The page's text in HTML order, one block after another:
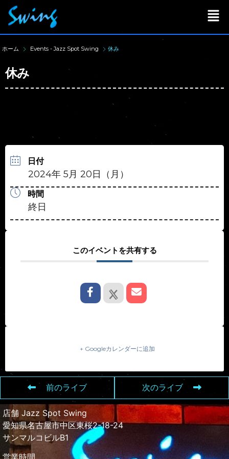
ホーム Events - Jazz Spot Swing 休み
休み
日付
2024年 5月 20日（月）
時間
終日
このイベントを共有する
+ Googleカレンダーに追加
前のライブ 次のライブ
店舗 Jazz Spot Swing
愛知県名古屋市中区東桜2-18-24
サンマルコビルB1